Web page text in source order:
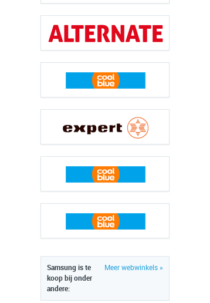
Meer webwinkels »
Samsung is te
koop bij onder
andere: